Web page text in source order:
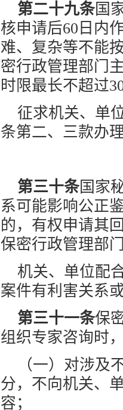
第二十九条国
核申请后60日内
难、复杂等不能
密行政管理部门
时限最长不超过
征求机关、单
条第二、三款办
第三十条国家
系可能影响公正
的，有权申请其
保密行政管理部
机关、单位配
案件有利害关系
第三十一条保
组织专家咨询时
（一）对涉及
分，不向机关、
容；